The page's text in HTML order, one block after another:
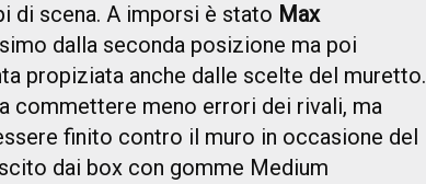
di scena. A imporsi è stato Max
dalla seconda posizione ma poi
propiziata anche dalle scelte del muretto.
commettere meno errori dei rivali, ma
finito contro il muro in occasione del
dai box con gomme Medium